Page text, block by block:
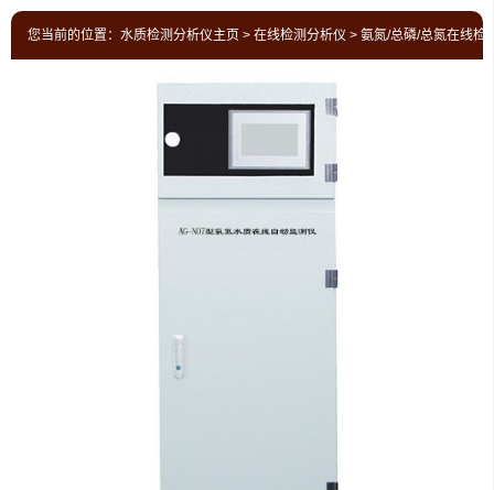
您当前的位置： 水质检测分析仪主页 > 在线检测分析仪 > 氨氮/总磷/总氮在线检